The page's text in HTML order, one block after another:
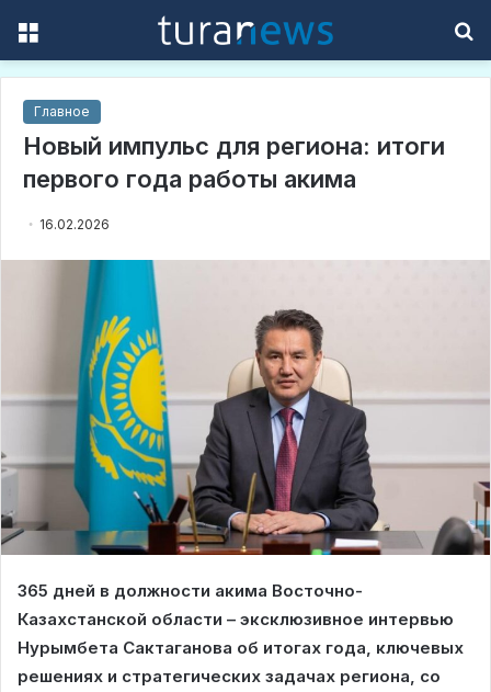
Главное
Новый импульс для региона: итоги
первого года работы акима
16.02.2026
365 дней в должности акима Восточно-
Казахстанской области – эксклюзивное интервью
Нурымбета Сактаганова об итогах года, ключевых
решениях и стратегических задачах региона, со